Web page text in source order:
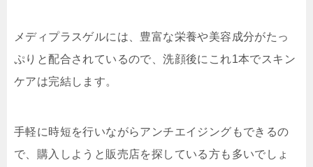
メディプラスゲルには、豊富な栄養や美容成分がたっ
ぷりと配合されているので、洗顔後にこれ1本でスキン
ケアは完結します。
手軽に時短を行いながらアンチエイジングもできるの
で、購入しようと販売店を探している方も多いでしょ